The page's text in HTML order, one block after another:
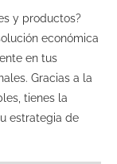
y productos?
económica
en tus
Gracias a la
tienes la
estrategia de